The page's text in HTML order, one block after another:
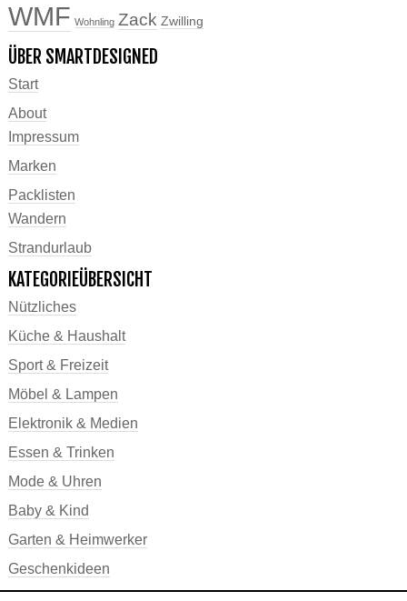
WMF Wohnling Zack Zwilling
ÜBER SMARTDESIGNED
Start
About
Impressum
Marken
Packlisten
Wandern
Strandurlaub
KATEGORIEÜBERSICHT
Nützliches
Küche & Haushalt
Sport & Freizeit
Möbel & Lampen
Elektronik & Medien
Essen & Trinken
Mode & Uhren
Baby & Kind
Garten & Heimwerker
Geschenkideen